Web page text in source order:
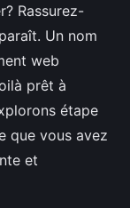
Rassurez-
Un nom
web
prêt à
étape
que vous avez
et